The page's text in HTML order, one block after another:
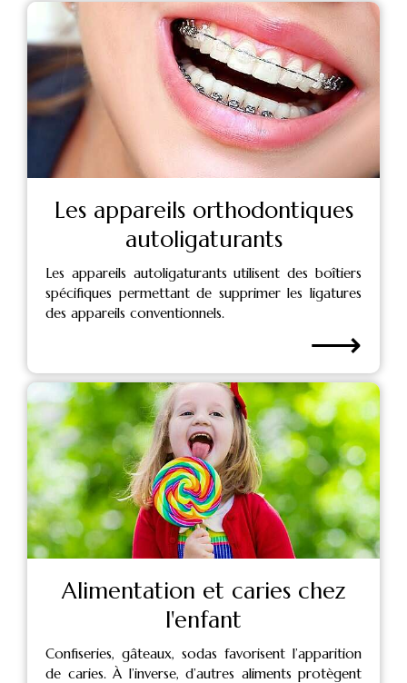
Les appareils orthodontiques
autoligaturants
Les appareils autoligaturants utilisent des boîtiers
spécifiques permettant de supprimer les ligatures
des appareils conventionnels.
⟶
Alimentation et caries chez
l'enfant
Confiseries, gâteaux, sodas favorisent l’apparition
de caries. À l’inverse, d’autres aliments protègent